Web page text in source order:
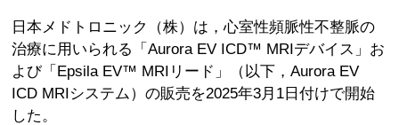
日本メドトロニック（株）は，心室性頻脈性不整脈の
治療に用いられる「Aurora EV ICD™ MRIデバイス」お
よび「Epsila EV™ MRIリード」（以下，Aurora EV
ICD MRIシステム）の販売を2025年3月1日付けで開始
した。